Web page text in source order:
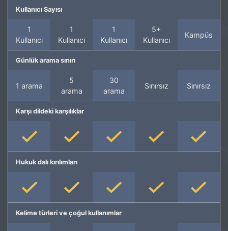
Kullanıcı Sayısı
1
Kullanıcı
1
Kullanıcı
1
Kullanıcı
5+
Kullanıcı
Kampüs
Günlük arama sınırı
1 arama
5
arama
30
arama
Sınırsız Sınırsız
Karşı dildeki karşılıklar
Hukuk dalı kırılımları
Kelime türleri ve çoğul kullanımlar